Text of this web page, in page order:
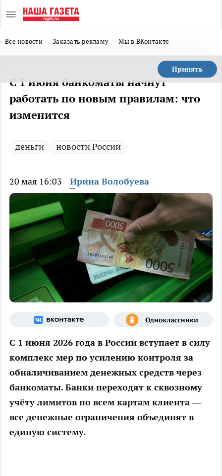
Все новости Заказать рекламу Мы в ВКонтакте
Принять
С 1 июня банкоматы начнут
работать по новым правилам: что
изменится
деньги новости России
20 мая 16:03 Ирина Волобуева
С 1 июня 2026 года в России вступает в силу
комплекс мер по усилению контроля за
обналичиванием денежных средств через
банкоматы.Банки переходят к сквозному
учёту лимитов по всем картам клиента —
все денежные ограничения объединят в
единую систему.